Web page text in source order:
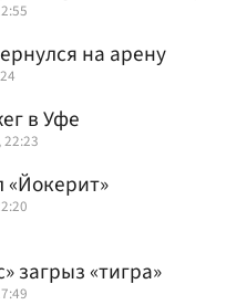
на арену
в Уфе
«Йокерит»
загрыз «тигра»